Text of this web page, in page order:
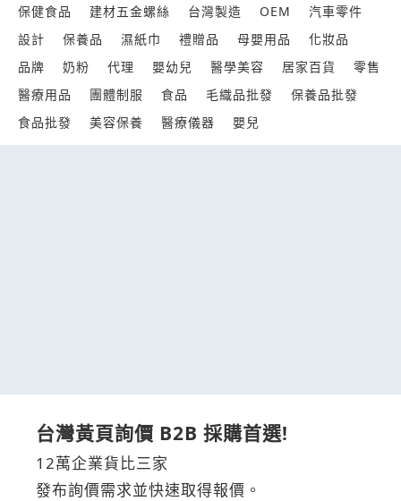
保健食品
建材五金螺絲 台灣製造 OEM
汽車零件
設計
保養品 濕紙巾 禮贈品 母嬰用品
化妝品
品牌
奶粉 代理 嬰幼兒 醫學美容 居家百貨
零售
醫療用品
團體制服 食品 毛織品批發
保養品批發
食品批發
美容保養 醫療儀器 嬰兒
台灣黃頁詢價 B2B 採購首選!
12萬企業貨比三家
發布詢價需求並快速取得報價。